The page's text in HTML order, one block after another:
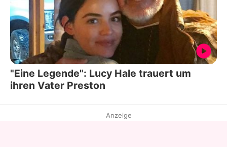
"Eine Legende": Lucy Hale trauert um
ihren Vater Preston
Anzeige